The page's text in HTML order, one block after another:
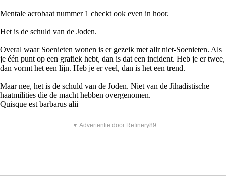
Mentale acrobaat nummer 1 checkt ook even in hoor.
Het is de schuld van de Joden.
Overal waar Soenieten wonen is er gezeik met allr niet-Soenieten. Als
je één punt op een grafiek hebt, dan is dat een incident. Heb je er twee,
dan vormt het een lijn. Heb je er veel, dan is het een trend.
Maar nee, het is de schuld van de Joden. Niet van de Jihadistische
haatmilities die de macht hebben overgenomen.
Quisque est barbarus alii
▼ Advertentie door Refinery89